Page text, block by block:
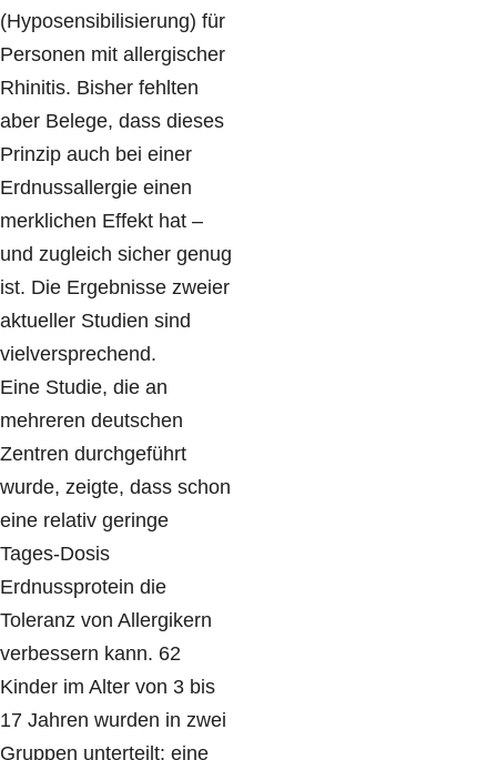
(Hyposensibilisierung) für
Personen mit allergischer
Rhinitis. Bisher fehlten
aber Belege, dass dieses
Prinzip auch bei einer
Erdnussallergie einen
merklichen Effekt hat –
und zugleich sicher genug
ist. Die Ergebnisse zweier
aktueller Studien sind
vielversprechend.
Eine Studie, die an
mehreren deutschen
Zentren durchgeführt
wurde, zeigte, dass schon
eine relativ geringe
Tages-Dosis
Erdnussprotein die
Toleranz von Allergikern
verbessern kann. 62
Kinder im Alter von 3 bis
17 Jahren wurden in zwei
Gruppen unterteilt: eine